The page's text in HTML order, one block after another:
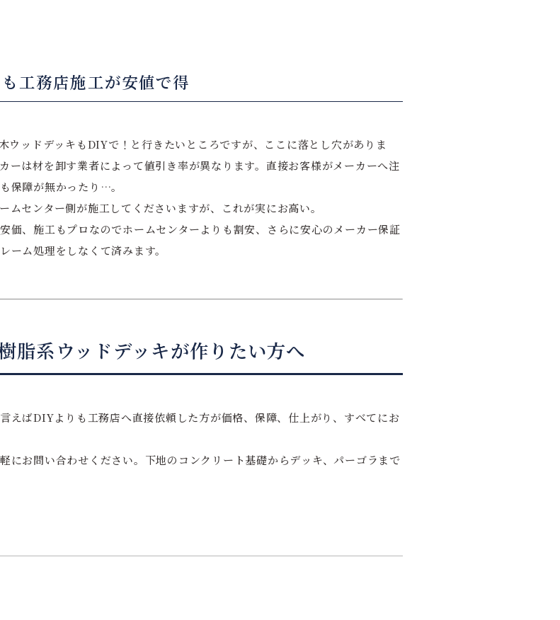
工務店施工が安値で得
ウッドデッキもDIYで！と行きたいところですが、ここに落とし穴がありま
ーは材を卸す業者によって値引き率が異なります。直接お客様がメーカーへ注
保障が無かったり…。
センター側が施工してくださいますが、これが実にお高い。
価、施工もプロなのでホームセンターよりも割安、さらに安心のメーカー保証
ーム処理をしなくて済みます。
脂系ウッドデッキが作りたい方へ
えばDIYよりも工務店へ直接依頼した方が価格、保障、仕上がり、すべてにお
にお問い合わせください。下地のコンクリート基礎からデッキ、パーゴラまで